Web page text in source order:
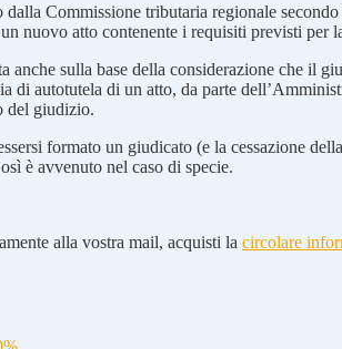
Commissione tributaria regionale
nuovo atto contenente i requisiti previsti per
sulla base della considerazione che il
di autotutela di un atto, da parte
del giudizio.
formato un giudicato (e la cessazione
è avvenuto nel caso di specie.
alla vostra mail, acquisti la circolare